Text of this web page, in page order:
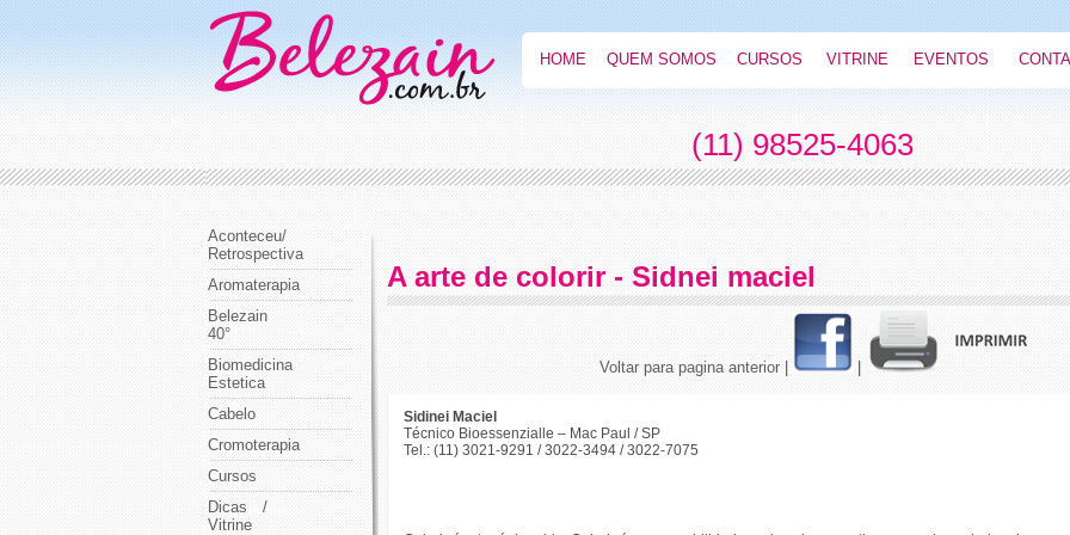
HOME QUEM SOMOS CURSOS VITRINE EVENTOS
(11) 98525-4063
Aconteceu/
Retrospectiva
Aromaterapia
Belezain
40°
Biomedicina
Estetica
Cabelo
Cromoterapia
Cursos
Dicas /
Vitrine
A arte de colorir - Sidnei maciel
Voltar para pagina anterior|
Sidinei Maciel
Técnico Bioessenzialle – Mac Paul / SP
Tel.: (11) 3021-9291 / 3022-3494 / 3022-7075